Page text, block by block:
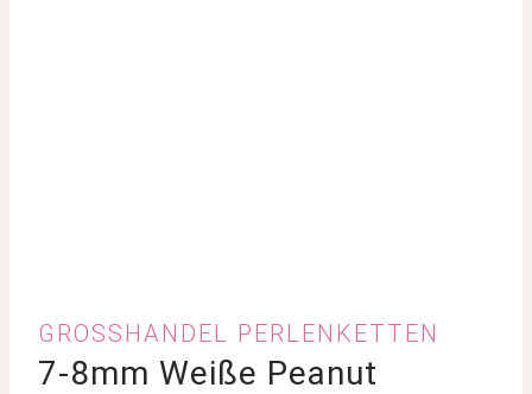
GROSSHANDEL PERLENKETTEN
7-8mm Weiße Peanut